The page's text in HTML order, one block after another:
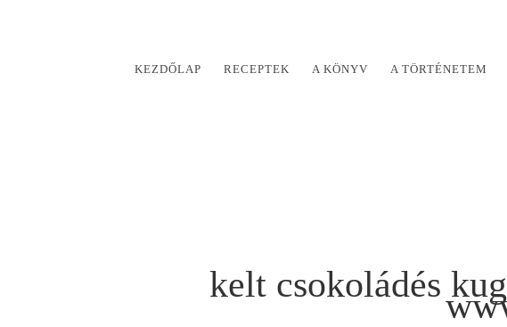
KEZDŐLAP RECEPTEK A KÖNYV A TÖRTÉNETEM
kelt csokoládés